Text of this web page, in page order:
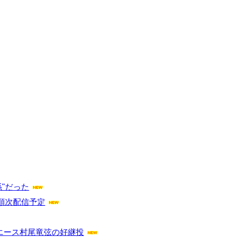
だった
次配信予定
ス村尾竜弦の好継投